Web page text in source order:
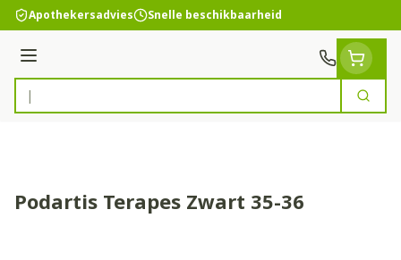
Ga naar de inhoud
Apothekersadvies Snelle beschikbaarheid
Menu
Product, merk, categorie...
Zoek
Podartis Terapes Zwart 35-36